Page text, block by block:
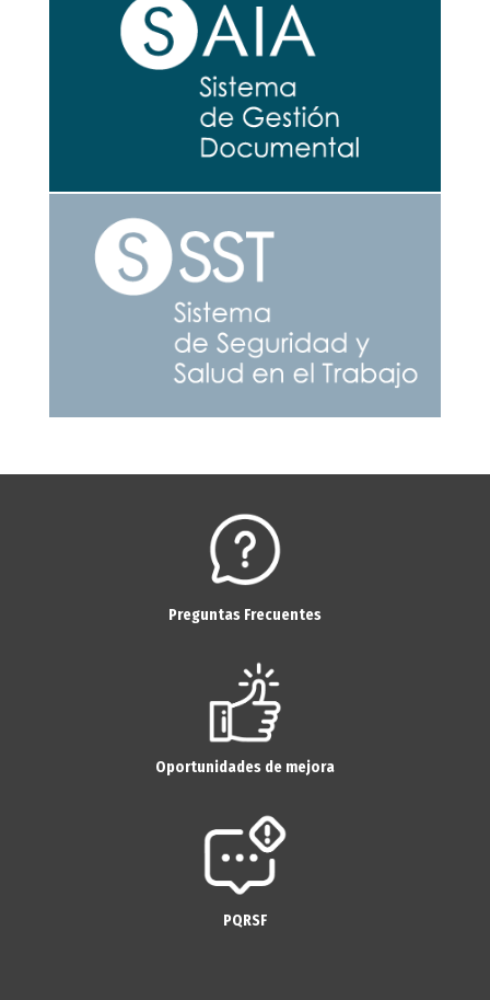
Preguntas Frecuentes
Oportunidades de mejora
PQRSF